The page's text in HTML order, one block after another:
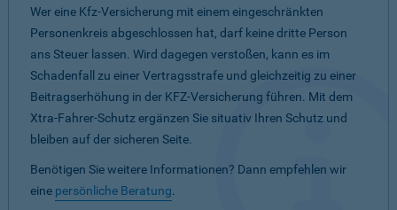
Wer eine Kfz-Versicherung mit einem eingeschränkten
Personenkreis abgeschlossen hat, darf keine dritte Person
ans Steuer lassen. Wird dagegen verstoßen, kann es im
Schadenfall zu einer Vertragsstrafe und gleichzeitig zu einer
Beitragserhöhung in der KFZ-Versicherung führen. Mit dem
Xtra-Fahrer-Schutz ergänzen Sie situativ Ihren Schutz und
bleiben auf der sicheren Seite.
Benötigen Sie weitere Informationen? Dann empfehlen wir
eine persönliche Beratung.